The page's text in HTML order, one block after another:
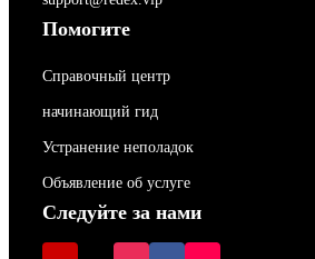
Помогите
Справочный центр
начинающий гид
Устранение неполадок
Объявление об услуге
Следуйте за нами